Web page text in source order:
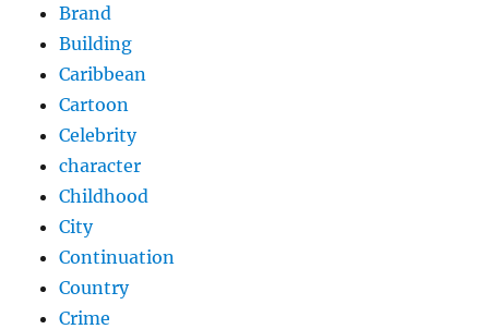
Brand
Building
Caribbean
Cartoon
Celebrity
character
Childhood
City
Continuation
Country
Crime